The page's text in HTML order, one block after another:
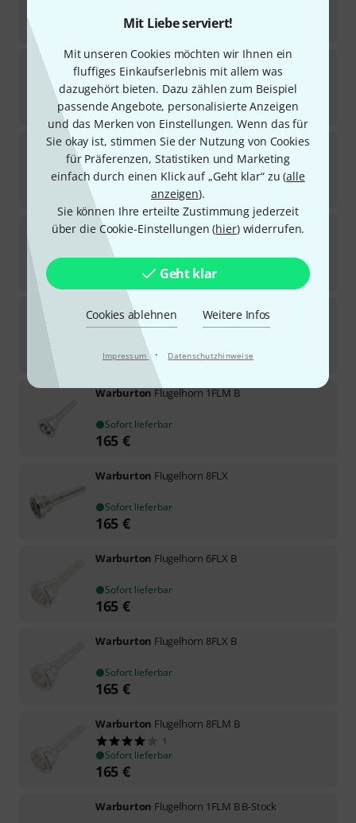
Mit Liebe serviert!
Mit unseren Cookies möchten wir Ihnen ein
fluffiges Einkaufserlebnis mit allem was
dazugehört bieten. Dazu zählen zum Beispiel
passende Angebote, personalisierte Anzeigen
und das Merken von Einstellungen. Wenn das für
Sie okay ist, stimmen Sie der Nutzung von Cookies
für Präferenzen, Statistiken und Marketing
einfach durch einen Klick auf „Geht klar“ zu (alle
anzeigen).
Sie können Ihre erteilte Zustimmung jederzeit
über die Cookie-Einstellungen (hier) widerrufen.
Geht klar
Cookies ablehnen Weitere Infos
Impressum · Datenschutzhinweise
€
WarburtonFlugelhorn 1FLM
1
Sofort lieferbar
165 €
WarburtonFlugelhorn 7FLM B
1
Sofort lieferbar
WarburtonFlugelhorn 6FLX
Sofort lieferbar
WarburtonFlugelhorn 1FL B
Sofort lieferbar
165€
WarburtonFlugelhorn 1FLM B
Sofort lieferbar
165 €
Warburton Flugelhorn 8FLX
Sofort lieferbar
165 €
Warburton Flugelhorn 6FLX B
Sofort lieferbar
165 €
Warburton Flugelhorn 8FLX B
Sofort lieferbar
165 €
Warburton Flugelhorn 8FLM B
1
Sofort lieferbar
165 €
Warburton Flugelhorn 1FLM B B-Stock